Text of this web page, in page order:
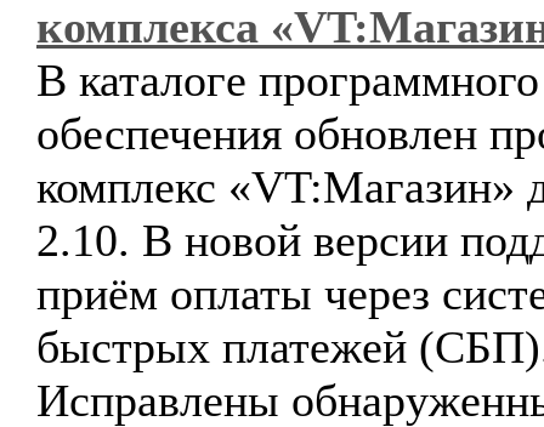
комплекса
В каталоге программного
обеспечения обновлен
комплекс «VT:Магазин»
2.10. В новой версии
приём оплаты через
быстрых платежей
Исправлены